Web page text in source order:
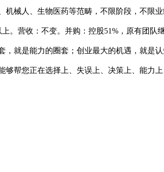
械人、生物医药等范畴，不限阶段，不限
。营收：不变。并购：控股51%，原有团队继
就是能力的圈套；创业最大的机遇，就是
帮您正在选择上、失误上、决策上、能力